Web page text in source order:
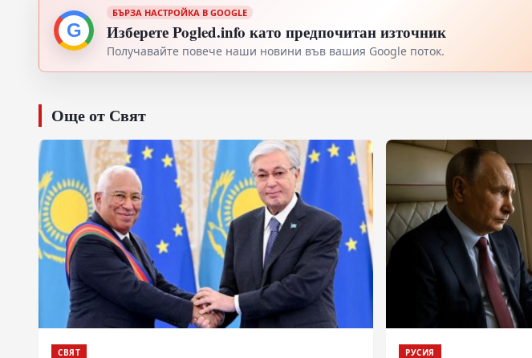
G
БЪРЗА НАСТРОЙКА В GOOGLE
Изберете Pogled.info като предпочитан източник
Получавайте повече наши новини във вашия Google поток.
Още от Свят
СВЯТ РУСИЯ